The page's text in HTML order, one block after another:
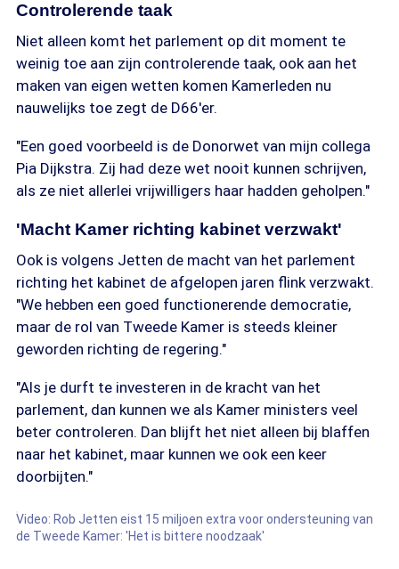
Controlerende taak
Niet alleen komt het parlement op dit moment te
weinig toe aan zijn controlerende taak, ook aan het
maken van eigen wetten komen Kamerleden nu
nauwelijks toe zegt de D66'er.
"Een goed voorbeeld is de Donorwet van mijn collega
Pia Dijkstra. Zij had deze wet nooit kunnen schrijven,
als ze niet allerlei vrijwilligers haar hadden geholpen."
'Macht Kamer richting kabinet verzwakt'
Ook is volgens Jetten de macht van het parlement
richting het kabinet de afgelopen jaren flink verzwakt.
"We hebben een goed functionerende democratie,
maar de rol van Tweede Kamer is steeds kleiner
geworden richting de regering."
"Als je durft te investeren in de kracht van het
parlement, dan kunnen we als Kamer ministers veel
beter controleren. Dan blijft het niet alleen bij blaffen
naar het kabinet, maar kunnen we ook een keer
doorbijten."
Video: Rob Jetten eist 15 miljoen extra voor ondersteuning van
de Tweede Kamer: 'Het is bittere noodzaak'